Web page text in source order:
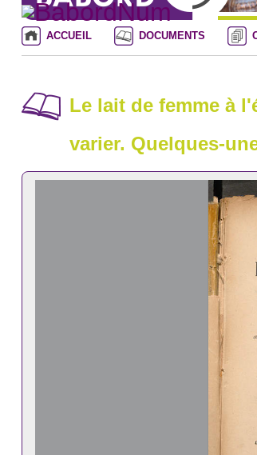
ACCUEIL DOCUMENTS
Le lait de femme à
varier. Quelques-